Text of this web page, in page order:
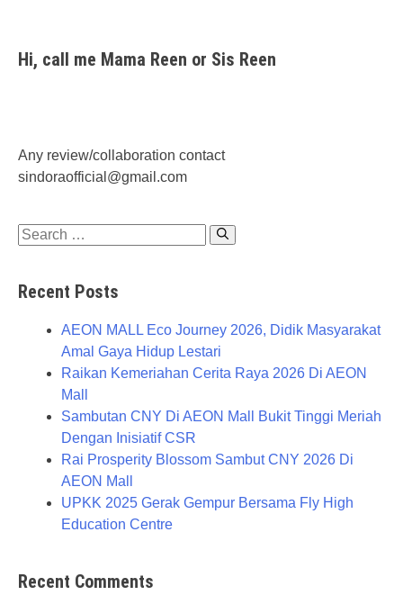
Hi, call me Mama Reen or Sis Reen
Any review/collaboration contact
sindoraofficial@gmail.com
Search
Recent Posts
AEON MALL Eco Journey 2026, Didik Masyarakat
Amal Gaya Hidup Lestari
Raikan Kemeriahan Cerita Raya 2026 Di AEON
Mall
Sambutan CNY Di AEON Mall Bukit Tinggi Meriah
Dengan Inisiatif CSR
Rai Prosperity Blossom Sambut CNY 2026 Di
AEON Mall
UPKK 2025 Gerak Gempur Bersama Fly High
Education Centre
Recent Comments